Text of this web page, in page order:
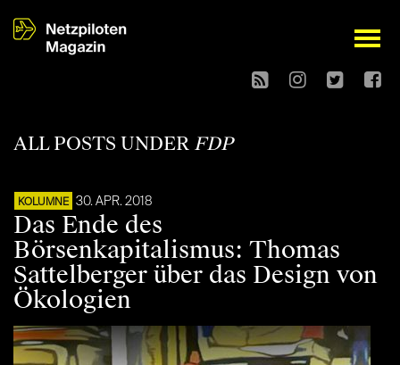
open
ALL POSTS UNDER FDP
KOLUMNE 30. APR. 2018
Das Ende des
Börsenkapitalismus: Thomas
Sattelberger über das Design von
Ökologien